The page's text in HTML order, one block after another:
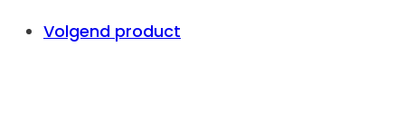
Volgend product